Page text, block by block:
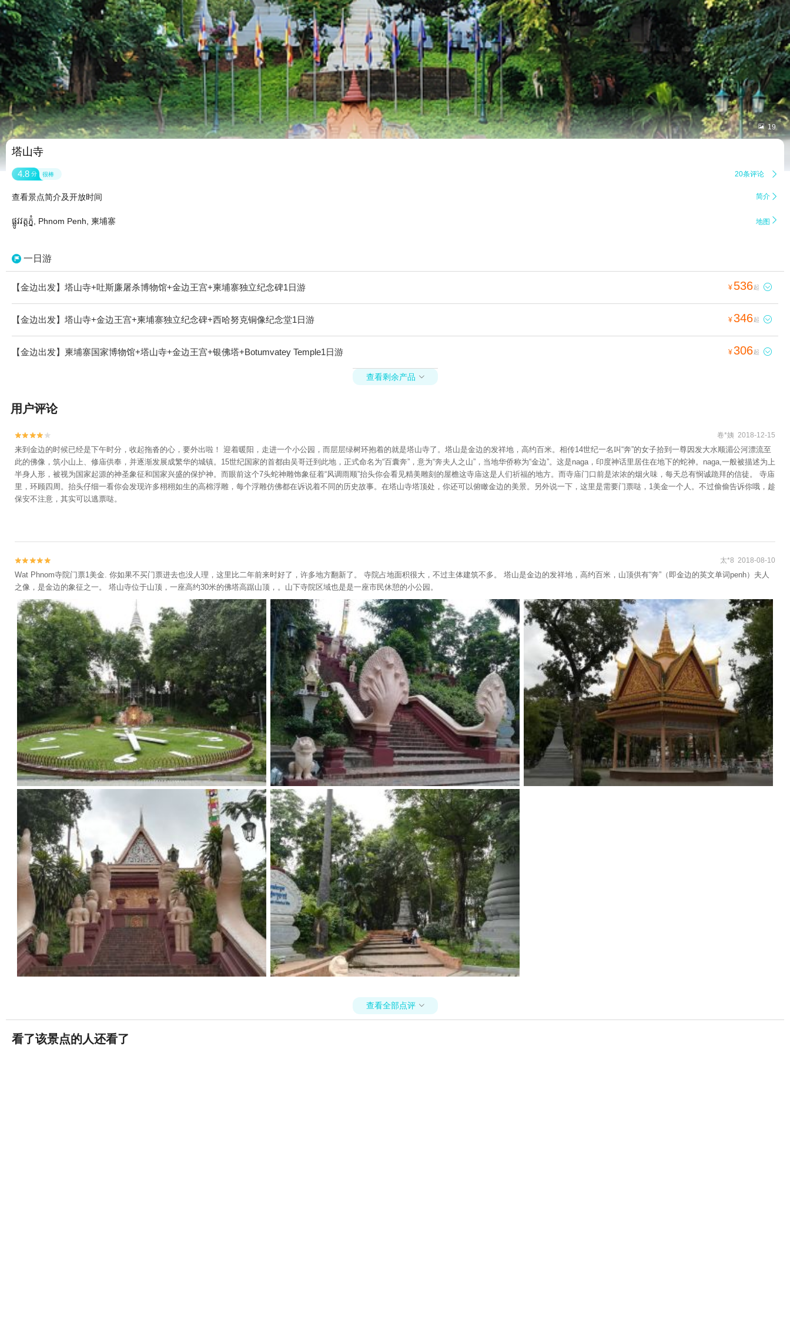
 19
塔山寺
4.8 分 很棒 20条评论 
查看景点简介及开放时间 简介 
ផ្លូវវត្តភ្នំ, Phnom Penh, 柬埔寨 地图 
一日游
【金边出发】塔山寺+吐斯廉屠杀博物馆+金边王宫+柬埔寨独立纪念碑1日游 ¥ 536起 
【金边出发】塔山寺+金边王宫+柬埔寨独立纪念碑+西哈努克铜像纪念堂1日游 ¥346起 
【金边出发】柬埔寨国家博物馆+塔山寺+金边王宫+银佛塔+Botumvatey Temple1日游 ¥306起 
查看剩余产品 
用户评论

 卷*姨 2018-12-15
来到金边的时候已经是下午时分，收起拖沓的心，要外出啦！ 迎着暖阳，走进一个小公园，而层层绿树环抱着的就是塔山寺了。塔山是金边的发祥地，高约百米。相传14世纪一名叫“奔”的女子拾到一尊因发大水顺湄公河漂流至
此的佛像，筑小山上、修庙供奉，并逐渐发展成繁华的城镇。15世纪国家的首都由吴哥迁到此地，正式命名为“百囊奔”，意为“奔夫人之山”，当地华侨称为“金边”。这是naga，印度神话里居住在地下的蛇神。naga,一般被描述为上
半身人形，被视为国家起源的神圣象征和国家兴盛的保护神。而眼前这个7头蛇神雕饰象征着“风调雨顺”抬头你会看见精美雕刻的屋檐这寺庙这是人们祈福的地方。而寺庙门口前是浓浓的烟火味，每天总有悯诚跪拜的信徒。 寺庙
里，环顾四周。抬头仔细一看你会发现许多栩栩如生的高棉浮雕，每个浮雕仿佛都在诉说着不同的历史故事。在塔山寺塔顶处，你还可以俯瞰金边的美景。另外说一下，这里是需要门票哒，1美金一个人。不过偷偷告诉你哦，趁
保安不注意，其实可以逃票哒。

 太*8 2018-08-10
Wat Phnom寺院门票1美金. 你如果不买门票进去也没人理，这里比二年前来时好了，许多地方翻新了。 寺院占地面积很大，不过主体建筑不多。 塔山是金边的发祥地，高约百米，山顶供有“奔”（即金边的英文单词penh）夫人
之像，是金边的象征之一。 塔山寺位于山顶，一座高约30米的佛塔高踞山顶，。山下寺院区域也是是一座市民休憩的小公园。